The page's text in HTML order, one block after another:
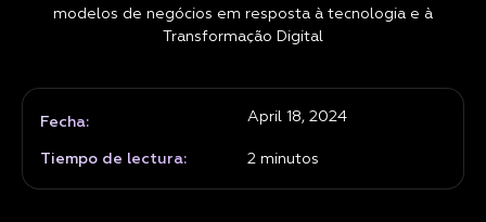
modelos de negócios em resposta à tecnologia e à
Transformação Digital
Fecha: April 18, 2024
Tiempo de lectura: 2 minutos